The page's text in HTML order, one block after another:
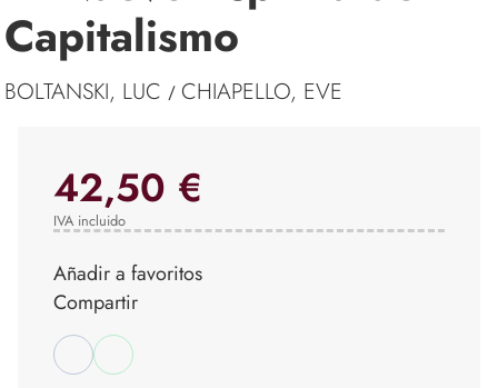
Capitalismo
BOLTANSKI, LUC / CHIAPELLO, EVE
42,50 €
IVA incluido
Añadir a favoritos
Compartir